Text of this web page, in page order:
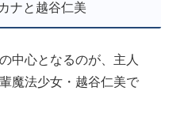
ナと越谷仁美
中心となるのが、主人
魔法少女・越谷仁美で